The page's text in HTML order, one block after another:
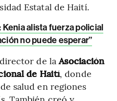
Estatal de Haití.
Kenia alista fuerza policial
no puede esperar”
director de laAsociación
de Haití, donde
salud en regiones